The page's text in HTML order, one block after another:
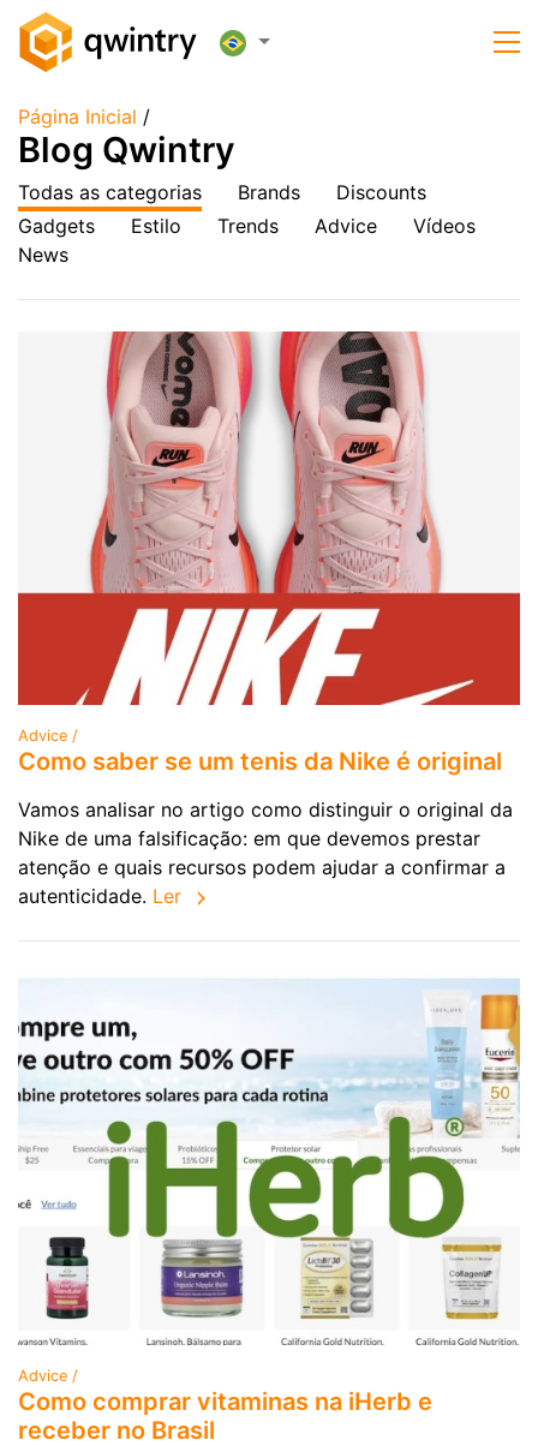
Página Inicial /
Blog Qwintry
Todas as categorias Brands
Discounts
Gadgets
Estilo Trends Advice
Vídeos
News
Advice /
Como saber se um tenis da Nike é original
Vamos analisar no artigo como distinguir o original da
Nike de uma falsificação: em que devemos prestar
atenção e quais recursos podem ajudar a confirmar a
autenticidade. Ler
Advice /
Como comprar vitaminas na iHerb e
receber no Brasil